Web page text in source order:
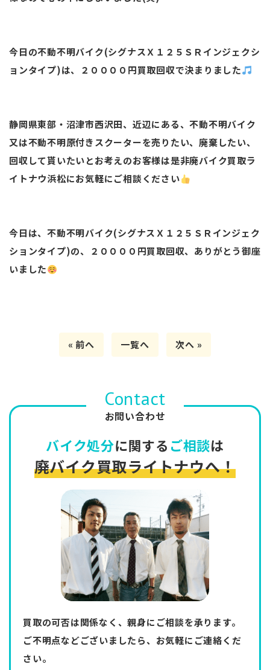
今日の不動不明バイク(シグナスＸ１２５ＳＲインジェクシ
ョンタイプ)は、２００００円買取回収で決まりました
静岡県東部・沼津市西沢田、近辺にある、不動不明バイク
又は不動不明原付きスクーターを売りたい、廃棄したい、
回収して貰いたいとお考えのお客様は是非廃バイク買取ラ
イトナウ浜松にお気軽にご相談ください
今日は、不動不明バイク(シグナスＸ１２５ＳＲインジェク
ションタイプ)の、２００００円買取回収、ありがとう御座
いました
« 前へ 一覧へ 次へ »
Contact
お問い合わせ
バイク処分に関する ご相談は
廃バイク買取ライトナウへ！
買取の可否は関係なく、親身にご相談を承ります。
ご不明点などございましたら、お気軽にご連絡くだ
さい。